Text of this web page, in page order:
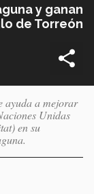
y ganan
de Torreón
ayuda a mejorar
Unidas
en su